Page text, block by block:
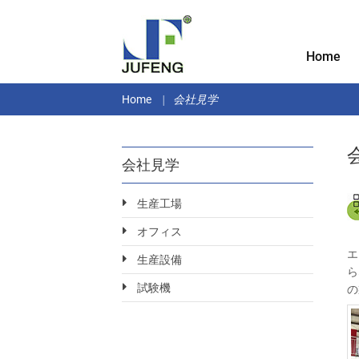
Home
Home 会社見学
会社見学
生産工場
オフィス
生産設備
試験機